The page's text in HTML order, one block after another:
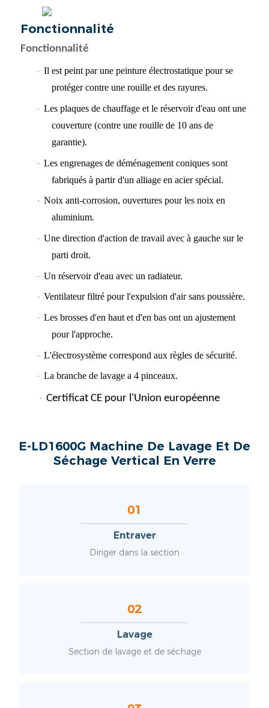
Fonctionnalité
Fonctionnalité
· Il est peint par une peinture électrostatique pour se
protéger contre une rouille et des rayures.
· Les plaques de chauffage et le réservoir d'eau ont une
couverture (contre une rouille de 10 ans de
garantie).
· Les engrenages de déménagement coniques sont
fabriqués à partir d'un alliage en acier spécial.
· Noix anti-corrosion, ouvertures pour les noix en
aluminium.
· Une direction d'action de travail avec à gauche sur le
parti droit.
· Un réservoir d'eau avec un radiateur.
· Ventilateur filtré pour l'expulsion d'air sans poussière.
· Les brosses d'en haut et d'en bas ont un ajustement
pour l'approche.
· L'électrosystème correspond aux règles de sécurité.
· La branche de lavage a 4 pinceaux.
· Certificat CE pour l'Union européenne
E-LD1600G Machine De Lavage Et De
Séchage Vertical En Verre
01
Entraver
Diriger dans la section
02
Lavage
Section de lavage et de séchage